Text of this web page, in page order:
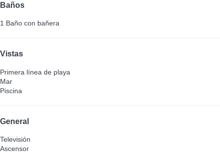
Baños
1 Baño con bañera
Vistas
Primera línea de playa
Mar
Piscina
General
Televisión
Ascensor